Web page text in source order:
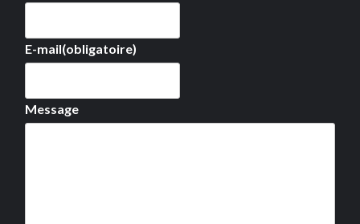
E-mail(obligatoire)
Message